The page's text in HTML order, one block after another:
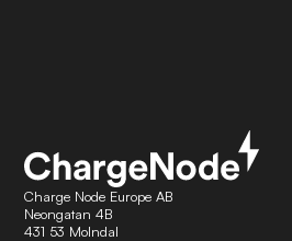
Charge Node Europe AB
Neongatan 4B
431 53 Molndal